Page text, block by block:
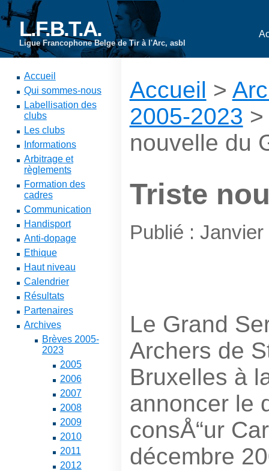
L.F.B.T.A.
Ligue Francophone Belge de Tir à l'Arc, asbl
Accueil
Qui sommes-nous
Labellisation des
clubs
Les clubs
Informations
Arbitrage et
règlements
Formation des
cadres
Communication
Handisport
Anti-dopage
Ethique
Haut niveau
Calendrier
Résultats
Partenaires
Archives
Brèves 2005-
2023
2005
2006
2007
2008
2009
2010
2011
2012
Accueil >
2005-2023
nouvelle du
Triste
Publié : Janvier
Le Grand
Archers de
Bruxelles à
annoncer le
consÅ“ur
décembre